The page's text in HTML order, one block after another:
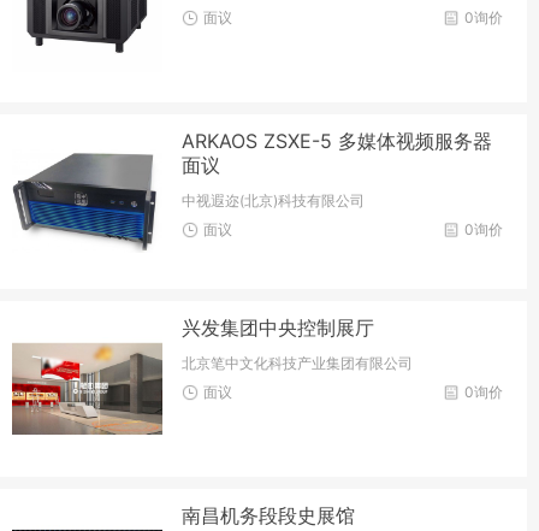
0询价
面议
ARKAOS ZSXE-5 多媒体视频服务器
面议
中视遐迩(北京)科技有限公司
0询价
面议
兴发集团中央控制展厅
北京笔中文化科技产业集团有限公司
0询价
面议
南昌机务段段史展馆